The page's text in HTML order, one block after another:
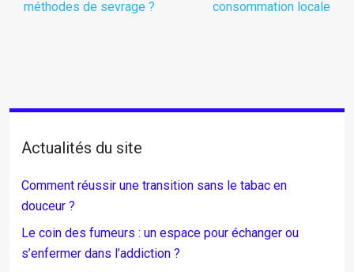
méthodes de sevrage ?
consommation locale
Actualités du site
Comment réussir une transition sans le tabac en
douceur ?
Le coin des fumeurs : un espace pour échanger ou
s’enfermer dans l’addiction ?